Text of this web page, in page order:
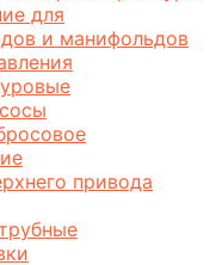
для
и манифольдов
привода